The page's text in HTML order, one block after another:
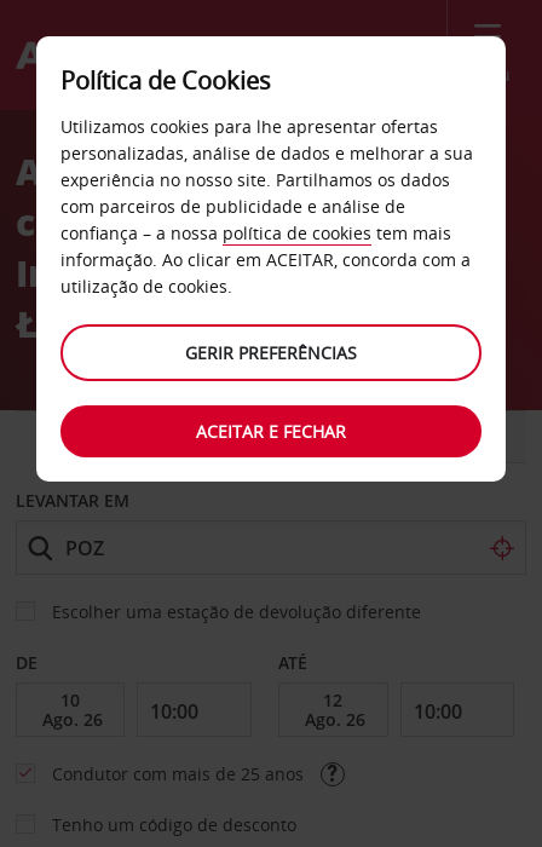
Menu
Welcome
AvisAluguer de
carros Aeroporto
Internacional de Poznań-
Ławica
COMERCIAIS
LEVANTAR EM
Escolher uma estação de devolução diferente
DE ATÉ
Condutor com mais de 25 anos
Tenho um código de desconto
Política de Cookies
Utilizamos cookies para lhe apresentar ofertas
personalizadas, análise de dados e melhorar a sua
experiência no nosso site. Partilhamos os dados
com parceiros de publicidade e análise de
confiança – a nossa política de cookies tem mais
informação. Ao clicar em ACEITAR, concorda com a
utilização de cookies.
GERIR PREFERÊNCIAS
ACEITAR E FECHAR